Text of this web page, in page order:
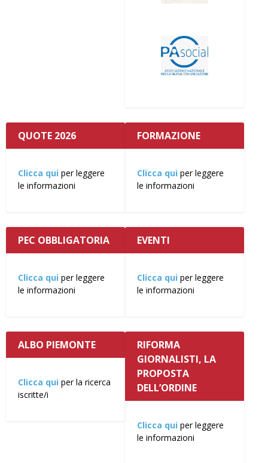
QUOTE 2026
Clicca qui per leggere
le informazioni
FORMAZIONE
Clicca qui per leggere
le informazioni
PEC OBBLIGATORIA
Clicca qui per leggere
le informazioni
EVENTI
Clicca qui per leggere
le informazioni
ALBO PIEMONTE
Clicca qui per la ricerca
iscritte/i
RIFORMA
GIORNALISTI, LA
PROPOSTA
DELL’ORDINE
Clicca qui per leggere
le informazioni